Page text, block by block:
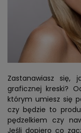
Zastanawiasz się,
graficznej kreski?
którym umiesz się
czy będzie to
pędzelkiem czy
Jeśli dopiero co